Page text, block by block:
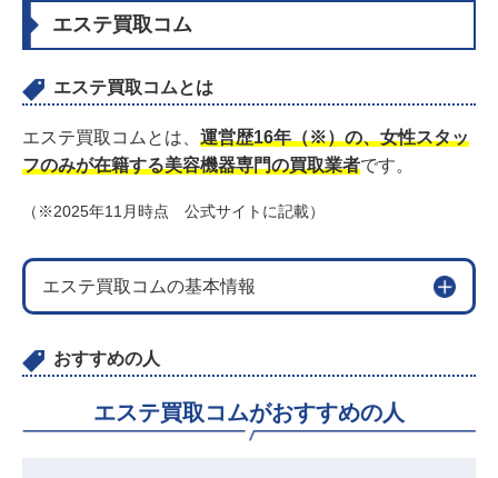
エステ買取コム
エステ買取コムとは
エステ買取コムとは、 運営歴16年（※）の、女性スタッ
フのみが在籍する美容機器専門の買取業者です。
（※2025年11月時点 公式サイトに記載）
エステ買取コムの基本情報
おすすめの人
エステ買取コムがおすすめの人